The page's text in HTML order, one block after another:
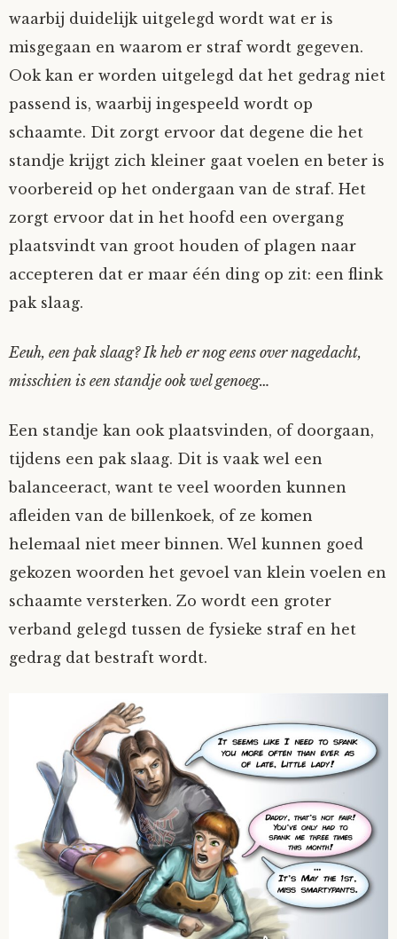
waarbij duidelijk uitgelegd wordt wat er is
misgegaan en waarom er straf wordt gegeven.
Ook kan er worden uitgelegd dat het gedrag niet
passend is, waarbij ingespeeld wordt op
schaamte. Dit zorgt ervoor dat degene die het
standje krijgt zich kleiner gaat voelen en beter is
voorbereid op het ondergaan van de straf. Het
zorgt ervoor dat in het hoofd een overgang
plaatsvindt van groot houden of plagen naar
accepteren dat er maar één ding op zit: een flink
pak slaag.
Eeuh, een pak slaag? Ik heb er nog eens over nagedacht,
misschien is een standje ook wel genoeg…
Een standje kan ook plaatsvinden, of doorgaan,
tijdens een pak slaag. Dit is vaak wel een
balanceeract, want te veel woorden kunnen
afleiden van de billenkoek, of ze komen
helemaal niet meer binnen. Wel kunnen goed
gekozen woorden het gevoel van klein voelen en
schaamte versterken. Zo wordt een groter
verband gelegd tussen de fysieke straf en het
gedrag dat bestraft wordt.